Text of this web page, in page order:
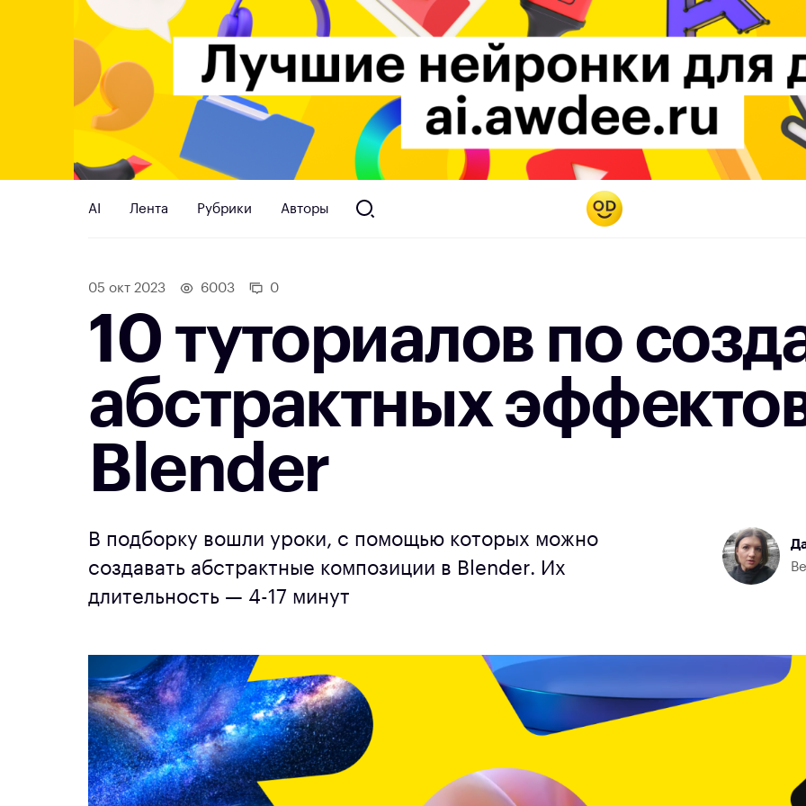
AI Лента Рубрики Авторы
05 окт 2023 6003 0
10 туториалов по
абстрактных
Blender
В подборку вошли уроки, с помощью которых можно
создавать абстрактные композиции в Blender. Их
длительность — 4-17 минут